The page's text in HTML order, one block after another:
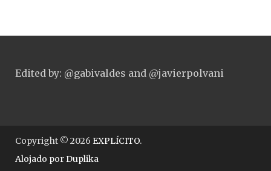
Edited by: @gabivaldes and @javierpolvani
Copyright © 2026 EXPLÍCITO.
Alojado porDuplika